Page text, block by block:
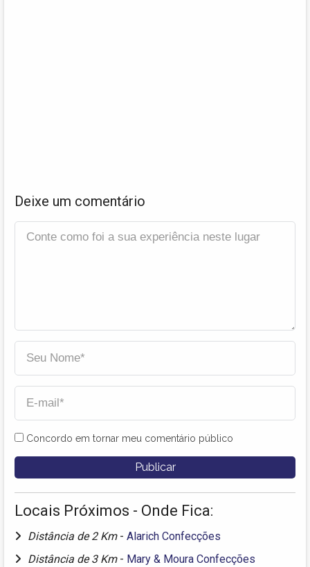
Deixe um comentário
Concordo em tornar meu comentário público
Locais Próximos - Onde Fica:
Distância de 2 Km - Alarich Confecções
Distância de 3 Km - Mary & Moura Confecções